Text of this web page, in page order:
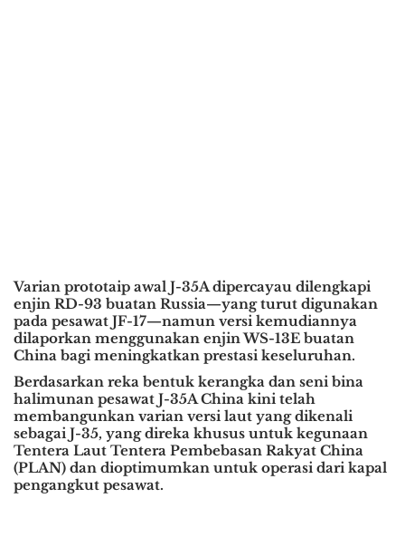
Varian prototaip awal J-35A dipercayau dilengkapi
enjin RD-93 buatan Russia—yang turut digunakan
pada pesawat JF-17—namun versi kemudiannya
dilaporkan menggunakan enjin WS-13E buatan
China bagi meningkatkan prestasi keseluruhan.
Berdasarkan reka bentuk kerangka dan seni bina
halimunan pesawat J-35A China kini telah
membangunkan varian versi laut yang dikenali
sebagai J-35, yang direka khusus untuk kegunaan
Tentera Laut Tentera Pembebasan Rakyat China
(PLAN) dan dioptimumkan untuk operasi dari kapal
pengangkut pesawat.